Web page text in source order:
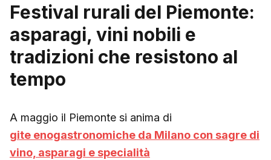
Festival rurali del Piemonte:
asparagi, vini nobili e
tradizioni che resistono al
tempo
A maggio il Piemonte si anima di
gite enogastronomiche da Milano con sagre di
vino, asparagi e specialità